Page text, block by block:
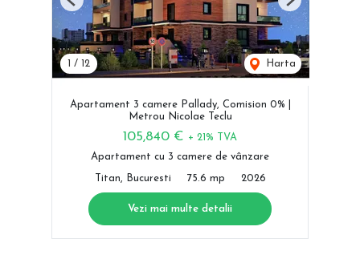
/ 12 Harta
Previous Next
Apartament 3 camere Pallady, Comision 0% |
Metrou Nicolae Teclu
105,840 € + 21% TVA
Apartament cu 3 camere de vânzare
Titan, Bucuresti 75.6 mp 2026
Vezi mai multe detalii